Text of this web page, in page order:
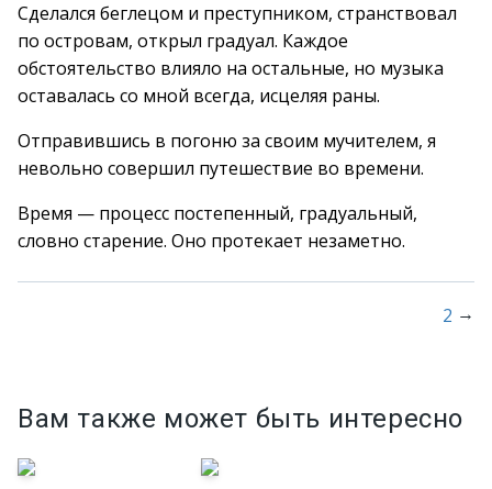
Сделался беглецом и преступником, странствовал
по островам, открыл градуал. Каждое
обстоятельство влияло на остальные, но музыка
оставалась со мной всегда, исцеляя раны.
Отправившись в погоню за своим мучителем, я
невольно совершил путешествие во времени.
Время — процесс постепенный, градуальный,
словно старение. Оно протекает незаметно.
2 →
Вам также может быть интересно